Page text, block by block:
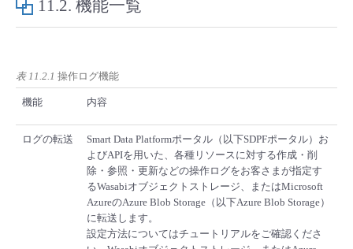
すべてのメニューを見る
管理機能
すべてのメニューを見る
モニタリング/監査
サポート
すべてのメニューを見る
■ セットアップガイド
- 初期設定・確認
- ユーザー機能の管理
- 登録情報の管理
- APIリファレンス
- IoT
- マルチクラウド利用
- リモートワーク
- ITインフラストラクチャー
メンテナンス予定
定期メンテナンス
販売パートナー向けプログラム
トレーニング/操作動画
脱炭素化
11.2. 機能一覧
表 11.2.1 操作ログ機能
機能 内容
ログの転送
Smart Data Platformポータル（以下SDPFポータル）お
よびAPIを用いた、各種リソースに対する作成・削
除・参照・更新などの操作ログをお客さまが指定す
るWasabiオブジェクトストレージ、またはMicrosoft
AzureのAzure Blob Storage（以下Azure Blob Storage）
に転送します。
設定方法についてはチュートリアルをご確認くださ